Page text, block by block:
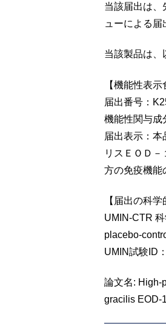
当該届出は、
ューによる届
当該製品は、
【機能性表示
届出番号：
機能性関与成
届出表示：
リスＥＯＤ
方の免疫機能
【届出の科
UMIN-CTR
placebo-
UMIN試験ID
論文名: High-
gracilis EOD-